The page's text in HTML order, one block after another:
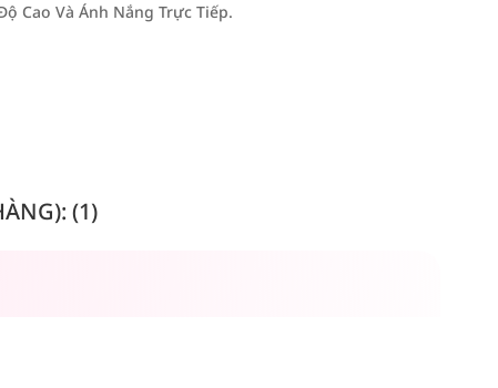
Cao Và Ánh Nắng Trực Tiếp.
(1)